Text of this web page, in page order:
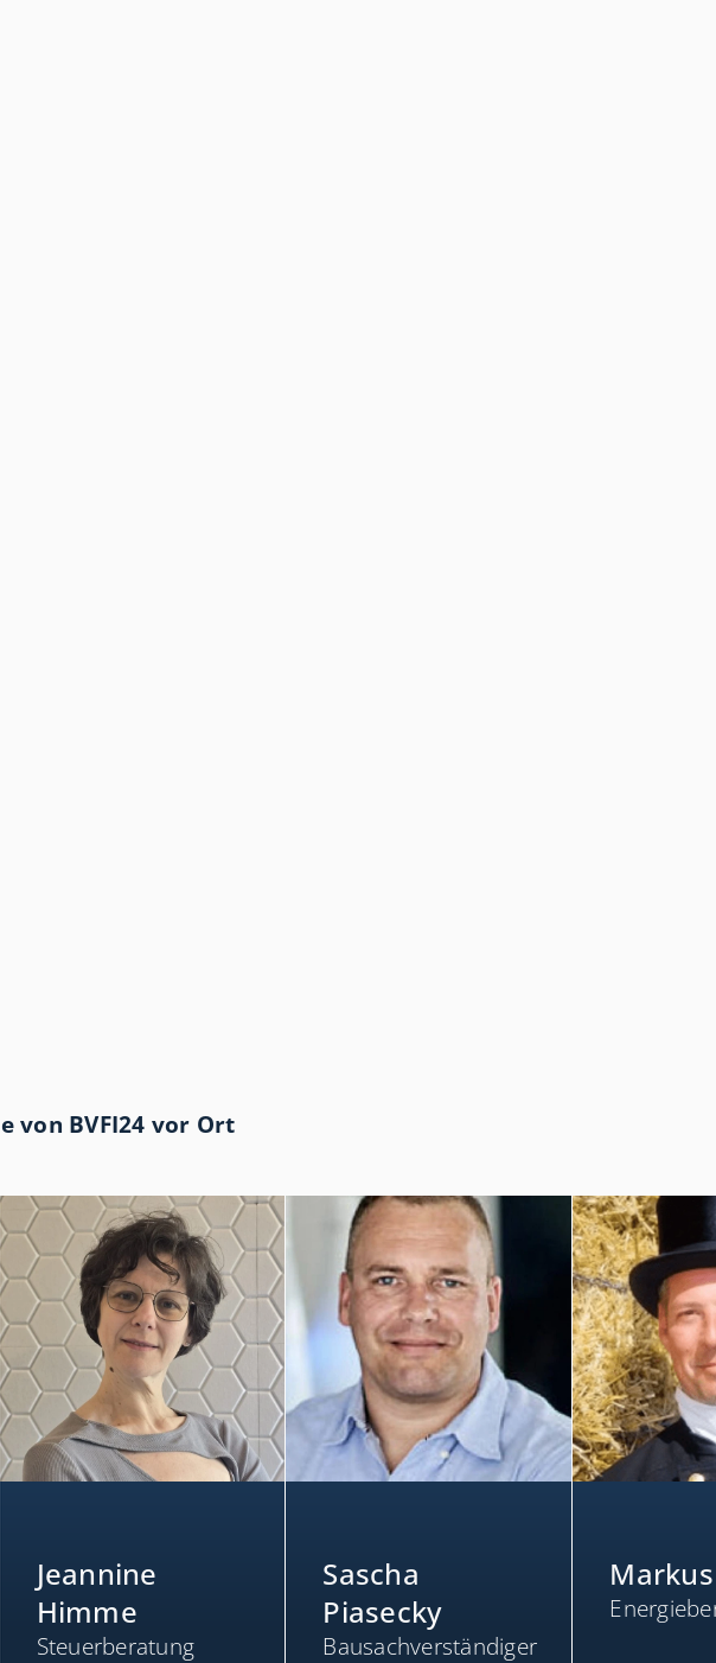
von BVFI24 vor Ort
Jeannine
Himme
Steuerberatung
Sascha
Piasecky
Bausachverständiger